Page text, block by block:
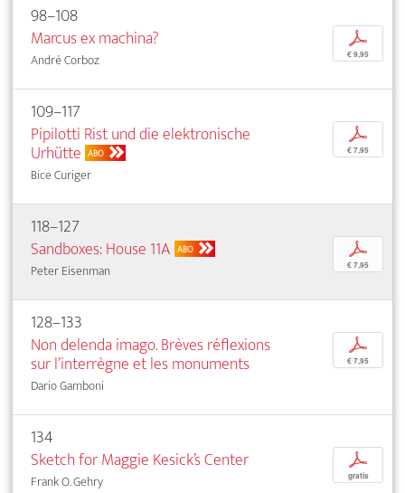
98–108
Marcus ex machina?
André Corboz
p
€ 9,95
109–117
Pipilotti Rist und die elektronische
Urhütte ABO
Bice Curiger
p
€ 7,95
118–127
Sandboxes: House 11A ABO
Peter Eisenman
p
€ 7,95
128–133
Non delenda imago. Brèves réflexions
sur l’interrègne et les monuments
Dario Gamboni
p
€ 7,95
134
Sketch for Maggie Kesick’s Center
Frank O. Gehry
p
gratis